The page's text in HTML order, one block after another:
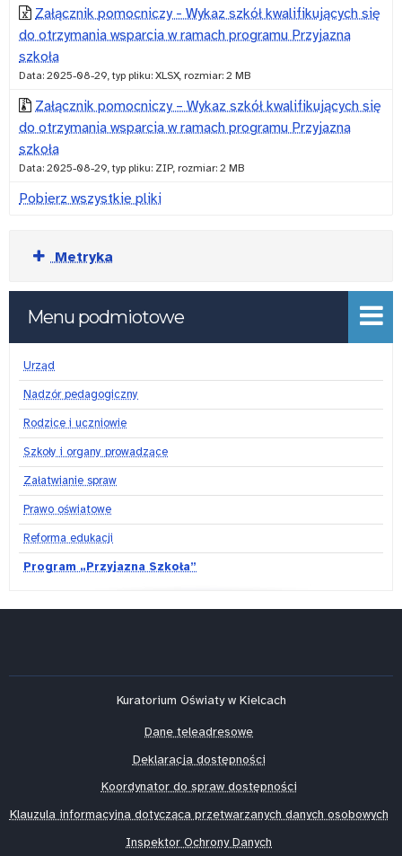
Załącznik pomocniczy - Wykaz szkół kwalifikujących się
do otrzymania wsparcia w ramach programu Przyjazna
szkoła
Data: 2025-08-29, typ pliku: XLSX, rozmiar: 2 MB
Załącznik pomocniczy – Wykaz szkół kwalifikujących się
do otrzymania wsparcia w ramach programu Przyjazna
szkoła
Data: 2025-08-29, typ pliku: ZIP, rozmiar: 2 MB
Pobierz wszystkie pliki
i
młodzieży
„Przyjazna
szkoła”
w
latach
2025-
„Przyjazna
szkoła”
w
latach
2025-
2027
w
Rozwiń
Metryka
Menu podmiotowe
Urząd
Nadzór pedagogiczny
Rodzice i uczniowie
Szkoły i organy prowadzące
Załatwianie spraw
Prawo oświatowe
Reforma edukacji
Program „Przyjazna Szkoła”
Kuratorium Oświaty w Kielcach
Dane teleadresowe
Deklaracja dostępności
Koordynator do spraw dostępności
Klauzula informacyjna dotycząca przetwarzanych danych osobowych
Inspektor Ochrony Danych